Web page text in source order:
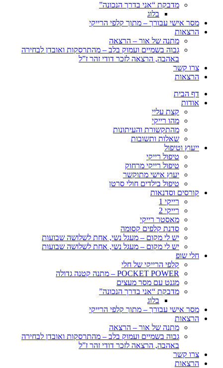
מדבקת “אני בדרך הנכונה”
בלוג
מסר אישי עבורך – מתוך קלפי הרייקי
הרצאות
מתנה של אור – הרצאה
גבוה בשמיים ועמוק בלב – מהתרסקות ואובדן לבחירה
באהבה, הרצאה לזכר דודי זהר ז”ל
צרו קשר
הרצאות
דף הבית
אודות
קצת עליי
מהו רייקי
מהתקשורת והעיתונות
שאלות ותשובות
ייעוץ וטיפול
טיפול רייקי
טיפול רייקי מרחוק
יעוץ אישי מתוקשר
טיפול בילדים חולי סרטן
קורסים וסדנאות
רייקי 1
רייקי 2
מאסטר רייקי
סדנת קלפים קסומה
יש לי מקום – מעגל נשי, אחת לשלושה שבועות
יש לי מקום – מעגל נשי, אחת לשלושה שבועות
חלי שופ
קלפי הרייקי של חלי
POCKET POWER – מתנה קטנה גדולה
מגנט עם מסר מעצים
מדבקת “אני בדרך הנכונה”
בלוג
מסר אישי עבורך – מתוך קלפי הרייקי
הרצאות
מתנה של אור – הרצאה
גבוה בשמיים ועמוק בלב – מהתרסקות ואובדן לבחירה
באהבה, הרצאה לזכר דודי זהר ז”ל
צרו קשר
הרצאות